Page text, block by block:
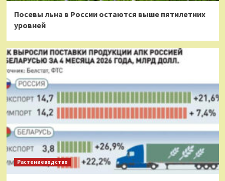
Посевы льна в России остаются выше пятилетних
уровней
Растениеводство